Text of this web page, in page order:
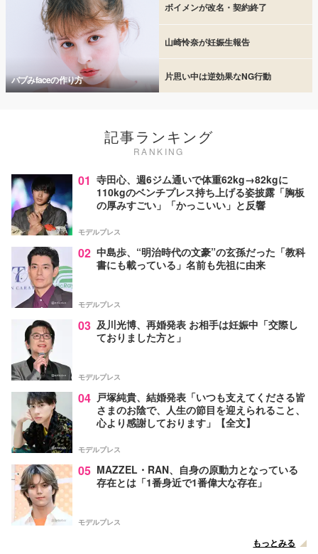
バブみfaceの作り方
ボイメンが改名・契約終了
山崎怜奈が妊娠生報告
片思い中は逆効果なNG行動
記事ランキング
RANKING
01 寺田心、週6ジム通いで体重62kg→82kgに
110kgのベンチプレス持ち上げる姿披露「胸板
の厚みすごい」「かっこいい」と反響
モデルプレス
02 中島歩、“明治時代の文豪”の玄孫だった「教科
書にも載っている」名前も先祖に由来
モデルプレス
03 及川光博、再婚発表 お相手は妊娠中「交際し
ておりました方と」
モデルプレス
04 戸塚純貴、結婚発表「いつも支えてくださる皆
さまのお陰で、人生の節目を迎えられること、
心より感謝しております」【全文】
モデルプレス
05 MAZZEL・RAN、自身の原動力となっている
存在とは「1番身近で1番偉大な存在」
モデルプレス
もっとみる